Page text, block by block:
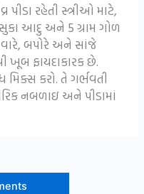
પીડા રહેતી સ્ત્રીઓ માટે,
સુકા આદુ અને 5 ગ્રામ ગોળ
બપોરે અને સાંજે
ખૂબ ફાયદાકારક છે.
કરો. તે ગર્ભવતી
નબળાઇ અને પીડામાં